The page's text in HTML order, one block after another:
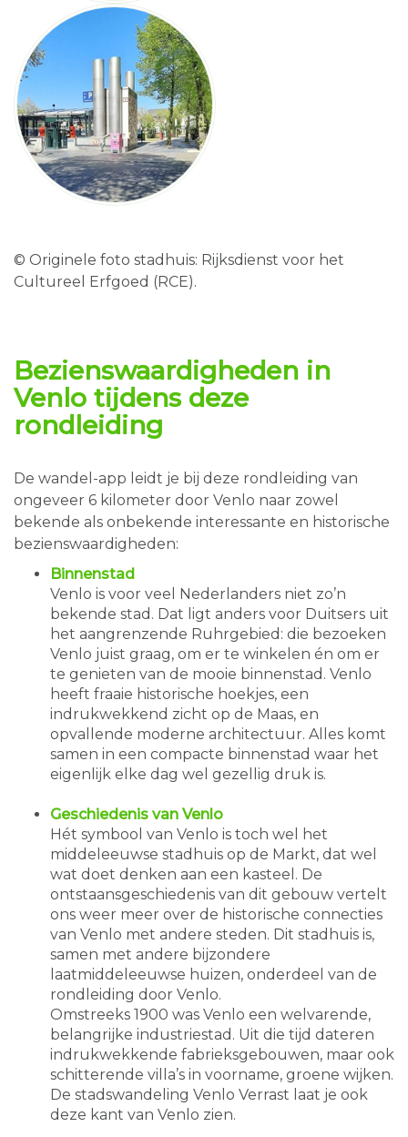
© Originele foto stadhuis: Rijksdienst voor het
Cultureel Erfgoed (RCE).
Bezienswaardigheden in
Venlo tijdens deze
rondleiding
De wandel-app leidt je bij deze rondleiding van
ongeveer 6 kilometer door Venlo naar zowel
bekende als onbekende interessante en historische
bezienswaardigheden:
Binnenstad
Venlo is voor veel Nederlanders niet zo’n
bekende stad. Dat ligt anders voor Duitsers uit
het aangrenzende Ruhrgebied: die bezoeken
Venlo juist graag, om er te winkelen én om er
te genieten van de mooie binnenstad. Venlo
heeft fraaie historische hoekjes, een
indrukwekkend zicht op de Maas, en
opvallende moderne architectuur. Alles komt
samen in een compacte binnenstad waar het
eigenlijk elke dag wel gezellig druk is.
Geschiedenis van Venlo
Hét symbool van Venlo is toch wel het
middeleeuwse stadhuis op de Markt, dat wel
wat doet denken aan een kasteel. De
ontstaansgeschiedenis van dit gebouw vertelt
ons weer meer over de historische connecties
van Venlo met andere steden. Dit stadhuis is,
samen met andere bijzondere
laatmiddeleeuwse huizen, onderdeel van de
rondleiding door Venlo.
Omstreeks 1900 was Venlo een welvarende,
belangrijke industriestad. Uit die tijd dateren
indrukwekkende fabrieksgebouwen, maar ook
schitterende villa’s in voorname, groene wijken.
De stadswandeling Venlo Verrast laat je ook
deze kant van Venlo zien.